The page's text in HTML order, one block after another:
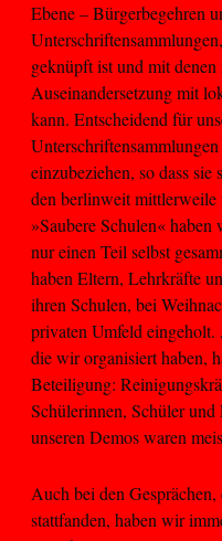
Ebene – Bürgerbegehren
geknüpft ist und mit
Auseinandersetzung mit
kann. Entscheidend für
einzubeziehen, so dass
den berlinweit
»Saubere Schulen«
nur einen Teil selbst
haben Eltern, Lehrkräfte
ihren Schulen, bei
privaten Umfeld
die wir organisiert haben,
Beteiligung:
Schülerinnen, Schüler
unseren Demos waren
Auch bei den
stattfanden, haben wir